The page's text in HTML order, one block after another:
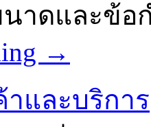
าดและข้อ
→
และบริการ